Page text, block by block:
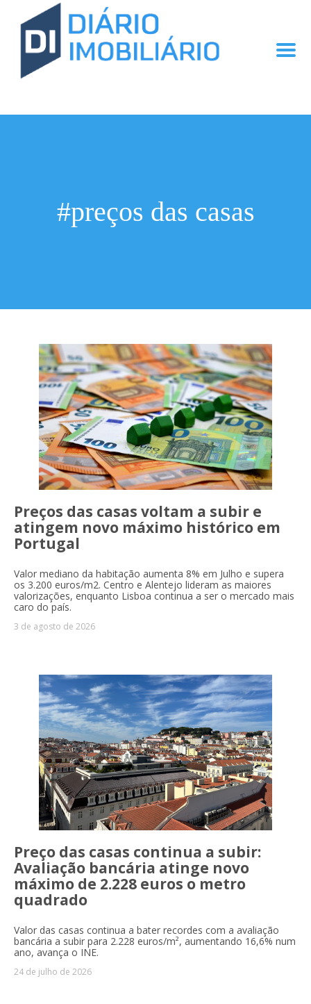
#preços das casas
Preços das casas voltam a subir e
atingem novo máximo histórico em
Portugal
Valor mediano da habitação aumenta 8% em Julho e supera
os 3.200 euros/m2. Centro e Alentejo lideram as maiores
valorizações, enquanto Lisboa continua a ser o mercado mais
caro do país.
3 de agosto de 2026
Preço das casas continua a subir:
Avaliação bancária atinge novo
máximo de 2.228 euros o metro
quadrado
Valor das casas continua a bater recordes com a avaliação
bancária a subir para 2.228 euros/m², aumentando 16,6% num
ano, avança o INE.
24 de julho de 2026